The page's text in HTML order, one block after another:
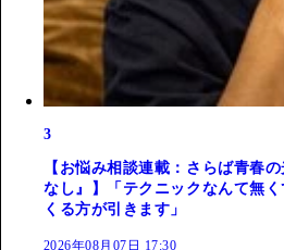
3
【お悩み相談連載：さらば青春
なし』】「テクニックなんて無
くる方が引きます」
2026年08月07日 17:30